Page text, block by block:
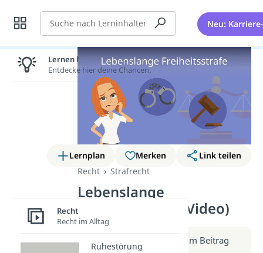
Suche Neu:
Lernplan Merken
Link teilen
Recht
Strafrecht
Lebenslange
Freiheitsstrafe (Video)
Weitere Infos erhältst du im Beitrag
Lernen lohnt sich!
Entdecke hier deine Chancen.
Recht
Recht im Alltag
Ruhestörung